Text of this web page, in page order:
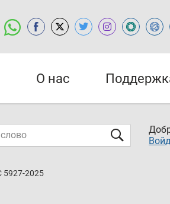
О нас
5927-2025